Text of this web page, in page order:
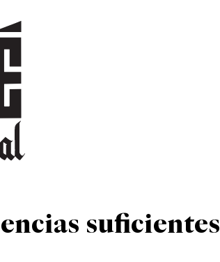
ENTRETENIMIENTO
suficientes